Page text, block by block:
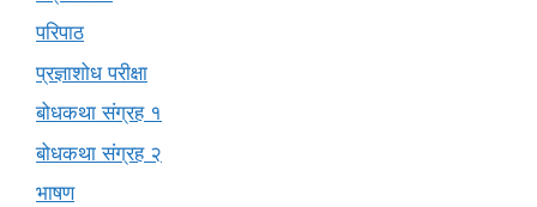
परिपाठ
प्रज्ञाशोध परीक्षा
बोधकथा संग्रह १
बोधकथा संग्रह २
भाषण